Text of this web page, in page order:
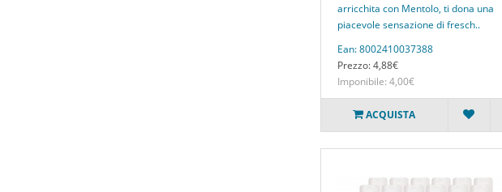
arricchita con Mentolo, ti dona una
piacevole sensazione di fresch..
Ean: 8002410037388
Prezzo: 4,88€
Imponibile: 4,00€
ACQUISTA